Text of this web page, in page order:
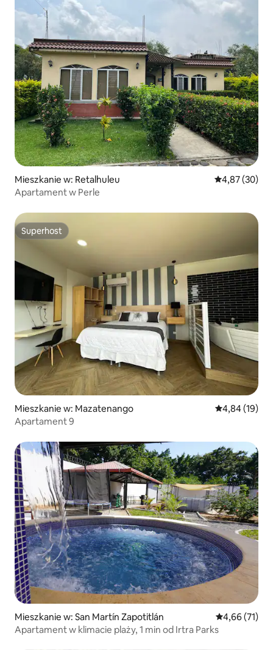
Mieszkanie w: Retalhuleu Średnia
4,87 (30)
Apartament w Perle
Superhost
Superhost
Mieszkanie w: Mazatenango Średnia
4,84 (19)
Apartament 9
Mieszkanie w: San Martín Zapotitlán Średnia
4,66 (71)
Apartament w klimacie plaży, 1 min od Irtra Parks